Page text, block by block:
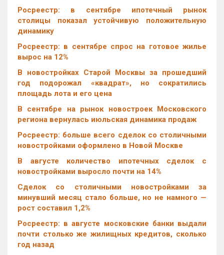
Росреестр: в сентябре ипотечный рынок
столицы показал устойчивую положительную
динамику
Росреестр: в сентябре спрос на готовое жилье
вырос на 12%
В новостройках Старой Москвы за прошедший
год подорожал «квадрат», но сократились
площадь лота и его цена
В сентябре на рынок новостроек Московского
региона вернулась июльская динамика продаж
Росреестр: больше всего сделок со столичными
новостройками оформлено в Новой Москве
В августе количество ипотечных сделок с
новостройками выросло почти на 14%
Cделок со столичными новостройками за
минувший месяц стало больше, но не намного —
рост составил 1,2%
Росреестр: в августе московские банки выдали
почти столько же жилищных кредитов, сколько
год назад